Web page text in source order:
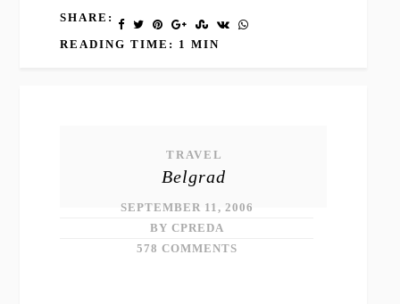
SHARE:
READING TIME: 1 MIN
TRAVEL
Belgrad
SEPTEMBER 11, 2006
BY CPREDA
578 COMMENTS